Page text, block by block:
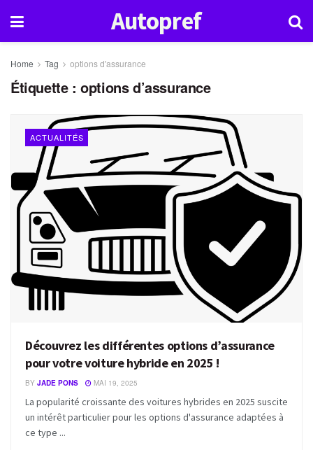
Autopref
Home Tag options d'assurance
Étiquette :options d’assurance
ACTUALITÉS
Découvrez les différentes options d’assurance
pour votre voiture hybride en 2025 !
BY JADE PONS MAI 19, 2025
La popularité croissante des voitures hybrides en 2025 suscite
un intérêt particulier pour les options d'assurance adaptées à
ce type ...